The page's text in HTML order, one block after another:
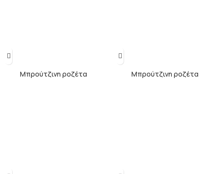
Μπρούτζινη ροζέτα Μπρούτζινη ροζέτα